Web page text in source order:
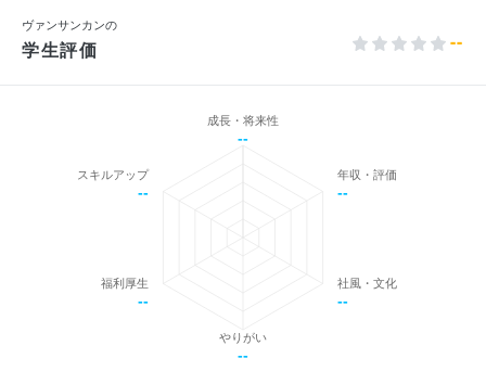
ヴァンサンカンの
学生評価 --
成長・将来性
--
年収・評価
--
社風・文化
--
やりがい
--
福利厚生
--
スキルアップ
--